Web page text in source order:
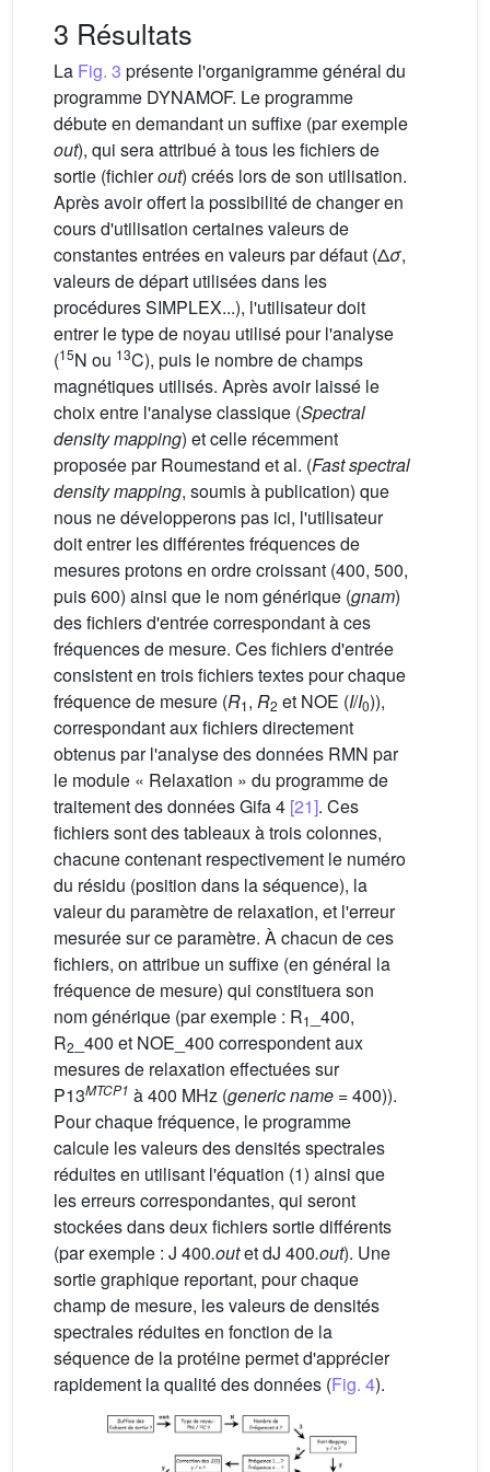
3 Résultats
La Fig. 3 présente l'organigramme général du
programme DYNAMOF. Le programme
débute en demandant un suffixe (par exemple
out), qui sera attribué à tous les fichiers de
sortie (fichierout) créés lors de son utilisation.
Après avoir offert la possibilité de changer en
cours d'utilisation certaines valeurs de
constantes entrées en valeurs par défaut (Δσ,
valeurs de départ utilisées dans les
procédures SIMPLEX...), l'utilisateur doit
entrer le type de noyau utilisé pour l'analyse
(15N ou 13C), puis le nombre de champs
magnétiques utilisés. Après avoir laissé le
choix entre l'analyse classique (Spectral
density mapping) et celle récemment
proposée par Roumestand et al. (Fast spectral
density mapping, soumis à publication) que
nous ne développerons pas ici, l'utilisateur
doit entrer les différentes fréquences de
mesures protons en ordre croissant (400, 500,
puis 600) ainsi que le nom générique (gnam)
des fichiers d'entrée correspondant à ces
fréquences de mesure. Ces fichiers d'entrée
consistent en trois fichiers textes pour chaque
fréquence de mesure (R1, R2 et NOE (I/I0)),
correspondant aux fichiers directement
obtenus par l'analyse des données RMN par
le module « Relaxation » du programme de
traitement des données Gifa 4 [21]. Ces
fichiers sont des tableaux à trois colonnes,
chacune contenant respectivement le numéro
du résidu (position dans la séquence), la
valeur du paramètre de relaxation, et l'erreur
mesurée sur ce paramètre. À chacun de ces
fichiers, on attribue un suffixe (en général la
fréquence de mesure) qui constituera son
nom générique (par exemple : R1
_400,
R2 _400 et NOE_400 correspondent aux
mesures de relaxation effectuées sur
P13MTCP1 à 400 MHz (generic name = 400)).
Pour chaque fréquence, le programme
calcule les valeurs des densités spectrales
réduites en utilisant l'équation (1) ainsi que
les erreurs correspondantes, qui seront
stockées dans deux fichiers sortie différents
(par exemple : J 400.outet dJ 400.out). Une
sortie graphique reportant, pour chaque
champ de mesure, les valeurs de densités
spectrales réduites en fonction de la
séquence de la protéine permet d'apprécier
rapidement la qualité des données (Fig. 4).